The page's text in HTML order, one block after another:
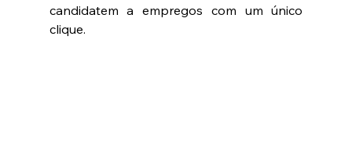
candidatem a empregos com um único
clique.